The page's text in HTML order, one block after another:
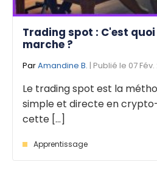
Trading spot : C'est
marche ?
ParAmandine B. | Publié le 07
Le trading spot est la
simple et directe en
cette [...]
Apprentissage